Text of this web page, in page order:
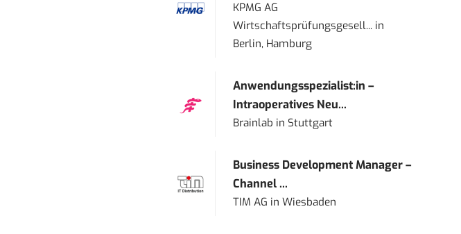
KPMG AG
Wirtschaftsprüfungsgesell... in
Berlin, Hamburg
Anwendungsspezialist:in –
Intraoperatives Neu...
Brainlab in Stuttgart
Business Development Manager –
Channel ...
TIM AG inWiesbaden